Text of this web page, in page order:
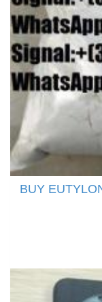
BUY